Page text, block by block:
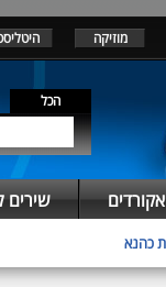
מוזיקה
הכל
אקורדים שירים
כהנא